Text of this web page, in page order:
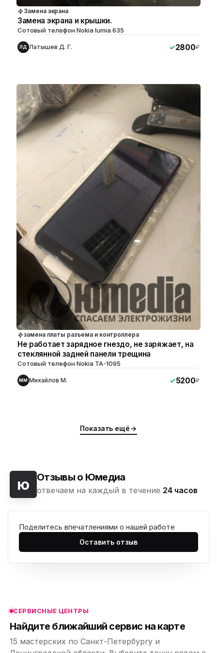
Замена экрана
Замена экрана и крышки.
Сотовый телефон Nokia lumia 635
ЛД Латышев Д. Г. 2800₽
замена платы разъема и контроллера
Не работает зарядное гнездо, не заряжает, на
стеклянной задней панели трещина
Сотовый телефон Nokia TA-1095
ММ Михайлов М. 5200₽
Показать ещё
ю Отзывы о Юмедиа
отвечаем на каждый в течение 24 часов
Поделитесь впечатлениями о нашей работе
Оставить отзыв
СЕРВИСНЫЕ ЦЕНТРЫ
Найдите ближайший сервис на карте
15 мастерских по Санкт-Петербургу и
ю